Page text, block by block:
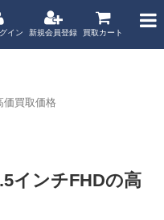
イン 新規会員登録 買取カート
価買取価格
インチFHDの高